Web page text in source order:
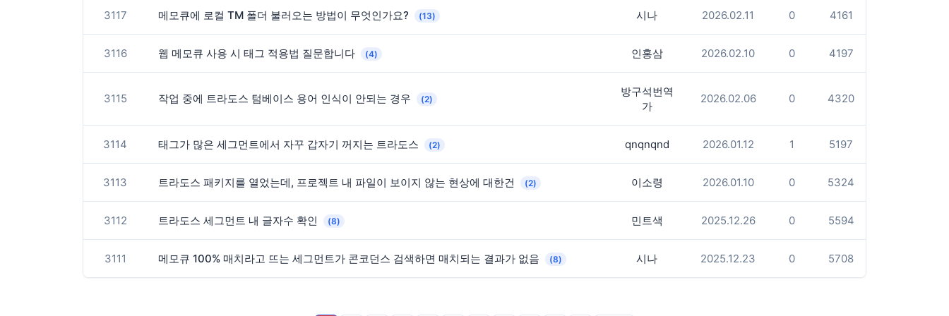
3117 메모큐에 로컬 TM 폴더 불러오는 방법이 무엇인가요? (13) 시나 2026.02.11 0 4161
3116 웹 메모큐 사용 시 태그 적용법 질문합니다 (4) 인홍삼 2026.02.10 0 4197
3115 작업 중에 트라도스 텀베이스 용어 인식이 안되는 경우 (2)
방구석번역
가
2026.02.06 0 4320
3114 태그가 많은 세그먼트에서 자꾸 갑자기 꺼지는 트라도스 (2) qnqnqnd 2026.01.12 1 5197
3113 트라도스 패키지를 열었는데, 프로젝트 내 파일이 보이지 않는 현상에 대한건 (2) 이소령 2026.01.10 0 5324
3112 트라도스 세그먼트 내 글자수 확인 (8) 민트색 2025.12.26 0 5594
3111 메모큐 100% 매치라고 뜨는 세그먼트가 콘코던스 검색하면 매치되는 결과가 없음 (8) 시나 2025.12.23 0 5708